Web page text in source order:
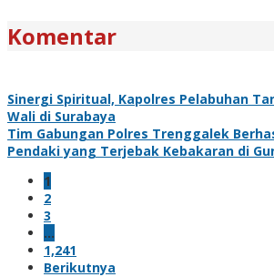
Komentar
Sinergi Spiritual, Kapolres Pelabuhan
Wali di Surabaya
Tim Gabungan Polres Trenggalek
Pendaki yang Terjebak Kebakaran di
1
2
3
…
1,241
Berikutnya